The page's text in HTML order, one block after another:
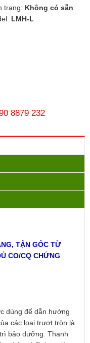
trạng: Không có sẵn
LMH-L
8879 232
TẬN GỐC TỪ
CO/CQ CHỨNG
dùng để dẫn hướng
các loại trượt tròn là
bảo dưỡng. Thanh